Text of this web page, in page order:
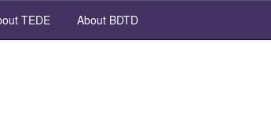
TEDE About BDTD